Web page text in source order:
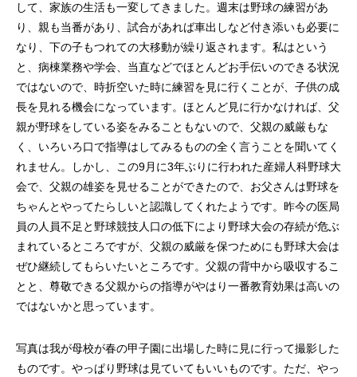
して、家族の生活も一変してきました。週末は野球の練習があ
り、親も当番があり、試合があれば車出しなど付き添いも必要に
なり、下の子もつれての大移動が繰り返されます。私はという
と、病棟業務や学会、当直などでほとんどお手伝いのできる状況
ではないので、時折空いた時に練習を見に行くことが、子供の成
長を見れる機会になっています。ほとんど見に行かなければ、父
親が野球をしている姿をみることもないので、父親の威厳もな
く、いろいろ口で指導はしてみるものの全く言うことを聞いてく
れません。しかし、この9月に3年ぶりに行われた産婦人科野球大
会で、父親の雄姿を見せることができたので、お父さんは野球を
ちゃんとやってたらしいと認識してくれたようです。昨今の医局
員の人員不足と野球競技人口の低下により野球大会の存続が危ぶ
まれているところですが、父親の威厳を保つためにも野球大会は
ぜひ継続してもらいたいところです。父親の背中から吸収するこ
とと、尊敬できる父親からの指導がやはり一番教育効果は高いの
ではないかと思っています。
写真は我が母校が春の甲子園に出場した時に見に行って撮影した
ものです。やっぱり野球は見ていてもいいものです。ただ、やっ